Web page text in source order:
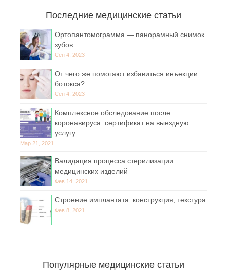
Последние медицинские статьи
Ортопантомограмма — панорамный снимок
зубов
Сен 4, 2023
От чего же помогают избавиться инъекции
ботокса?
Сен 4, 2023
Комплексное обследование после
коронавируса: сертификат на выездную
услугу
Мар 21, 2021
Валидация процесса стерилизации
медицинских изделий
Фев 14, 2021
Строение имплантата: конструкция, текстура
Фев 8, 2021
Популярные медицинские статьи